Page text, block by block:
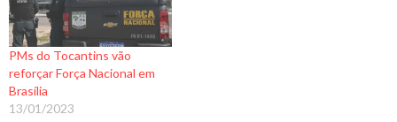
PMs do Tocantins vão
reforçar Força Nacional em
Brasília
13/01/2023